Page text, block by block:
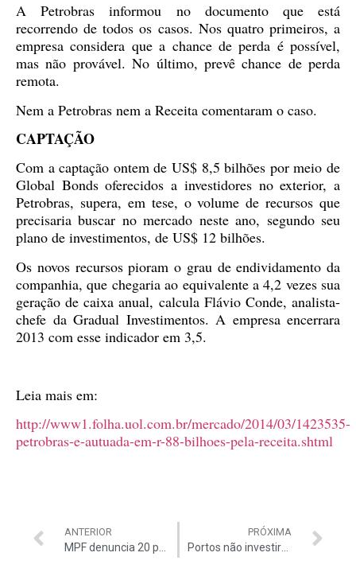
A Petrobras informou no documento que está
recorrendo de todos os casos. Nos quatro primeiros, a
empresa considera que a chance de perda é possível,
mas não provável. No último, prevê chance de perda
remota.
Nem a Petrobras nem a Receita comentaram o caso.
CAPTAÇÃO
Com a captação ontem de US$ 8,5 bilhões por meio de
Global Bonds oferecidos a investidores no exterior, a
Petrobras, supera, em tese, o volume de recursos que
precisaria buscar no mercado neste ano, segundo seu
plano de investimentos, de US$ 12 bilhões.
Os novos recursos pioram o grau de endividamento da
companhia, que chegaria ao equivalente a 4,2 vezes sua
geração de caixa anual, calcula Flávio Conde, analista-
chefe da Gradual Investimentos. A empresa encerrara
2013 com esse indicador em 3,5.
Leia mais em:
http://www1.folha.uol.com.br/mercado/2014/03/1423535-
petrobras-e-autuada-em-r-88-bilhoes-pela-receita.shtml
ANTERIOR PRÓXIMA
Portos não investiram 71,5% das verbas